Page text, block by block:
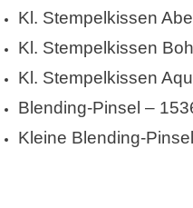
Kl. Stempelkissen
Kl. Stempelkissen
Kl. Stempelkissen
Blending-Pinsel –
Kleine Blending-